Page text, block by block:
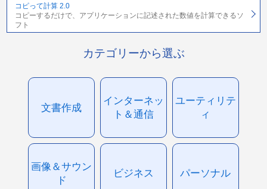
コピって計算 2.0
コピーするだけで、アプリケーションに記述された数値を計算できるソ
フト
カテゴリーから選ぶ
文書作成
インターネッ
ト＆通信
ユーティリテ
ィ
画像＆サウン
ド
ビジネス パーソナル